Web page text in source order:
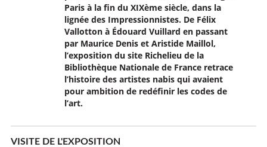
Paris à la fin du XIXème siècle, dans la
lignée des Impressionnistes. De Félix
Vallotton à Édouard Vuillard en passant
par Maurice Denis et Aristide Maillol,
l’exposition du site Richelieu de la
Bibliothèque Nationale de France retrace
l’histoire des artistes nabis qui avaient
pour ambition de redéfinir les codes de
l’art.
VISITE DE L'EXPOSITION